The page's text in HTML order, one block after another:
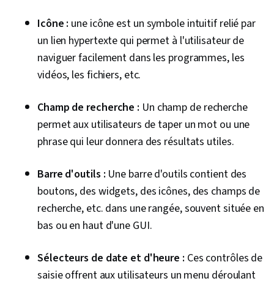
Icône : une icône est un symbole intuitif relié par
un lien hypertexte qui permet à l'utilisateur de
naviguer facilement dans les programmes, les
vidéos, les fichiers, etc.
Champ de recherche : Un champ de recherche
permet aux utilisateurs de taper un mot ou une
phrase qui leur donnera des résultats utiles.
Barre d'outils : Une barre d'outils contient des
boutons, des widgets, des icônes, des champs de
recherche, etc. dans une rangée, souvent située en
bas ou en haut d'une GUI.
Sélecteurs de date et d'heure : Ces contrôles de
saisie offrent aux utilisateurs un menu déroulant